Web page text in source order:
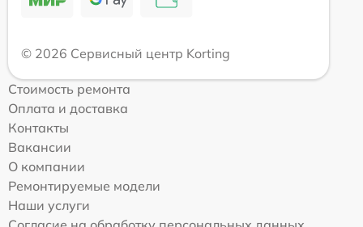
© 2026 Сервисный центр Korting
Стоимость ремонта
Оплата и доставка
Контакты
Вакансии
О компании
Ремонтируемые модели
Наши услуги